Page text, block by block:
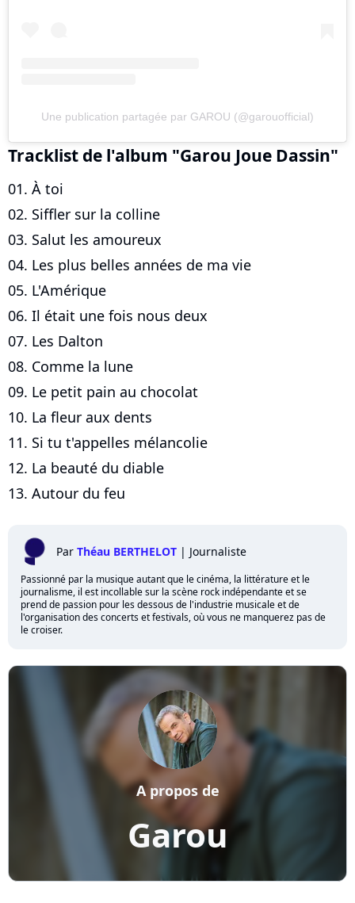
Une publication partagée par GAROU (@garouofficial)
Tracklist de l'album "Garou Joue Dassin"
01. À toi
02. Siffler sur la colline
03. Salut les amoureux
04. Les plus belles années de ma vie
05. L'Amérique
06. Il était une fois nous deux
07. Les Dalton
08. Comme la lune
09. Le petit pain au chocolat
10. La fleur aux dents
11. Si tu t'appelles mélancolie
12. La beauté du diable
13. Autour du feu
Par Théau BERTHELOT | Journaliste
Passionné par la musique autant que le cinéma, la littérature et le
journalisme, il est incollable sur la scène rock indépendante et se
prend de passion pour les dessous de l'industrie musicale et de
l'organisation des concerts et festivals, où vous ne manquerez pas de
le croiser.
Garou
A propos de